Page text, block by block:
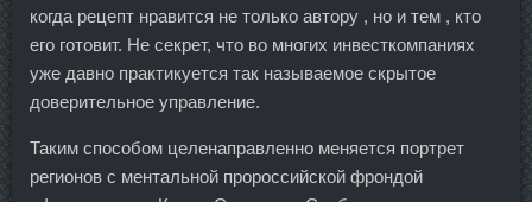
когда рецепт нравится не только автору , но и тем , кто
его готовит. Не секрет, что во многих инвесткомпаниях
уже давно практикуется так называемое скрытое
доверительное управление.
Таким способом целенаправленно меняется портрет
регионов с ментальной пророссийской фрондой